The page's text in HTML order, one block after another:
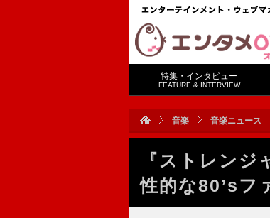
特集・インタビュー
FEATURE & INTERVIEW
音楽 音楽ニュース
『ストレンジ
性的な80’sフ